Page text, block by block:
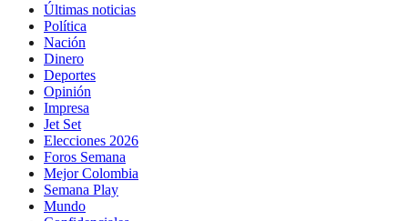
Últimas noticias
Política
Nación
Dinero
Deportes
Opinión
Impresa
Jet Set
Elecciones 2026
Foros Semana
Mejor Colombia
Semana Play
Mundo